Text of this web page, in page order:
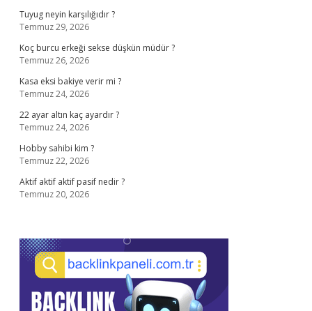
Tuyug neyin karşılığıdır ?
Temmuz 29, 2026
Koç burcu erkeği sekse düşkün müdür ?
Temmuz 26, 2026
Kasa eksi bakiye verir mi ?
Temmuz 24, 2026
22 ayar altın kaç ayardır ?
Temmuz 24, 2026
Hobby sahibi kim ?
Temmuz 22, 2026
Aktif aktif aktif pasif nedir ?
Temmuz 20, 2026